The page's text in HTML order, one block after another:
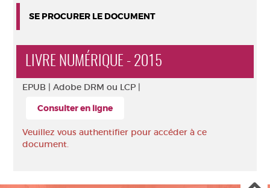
SE PROCURER LE DOCUMENT
LIVRE NUMÉRIQUE - 2015
EPUB | Adobe DRM ou LCP |
Consulter en ligne
Veuillez vous authentifier pour accéder à ce
document.